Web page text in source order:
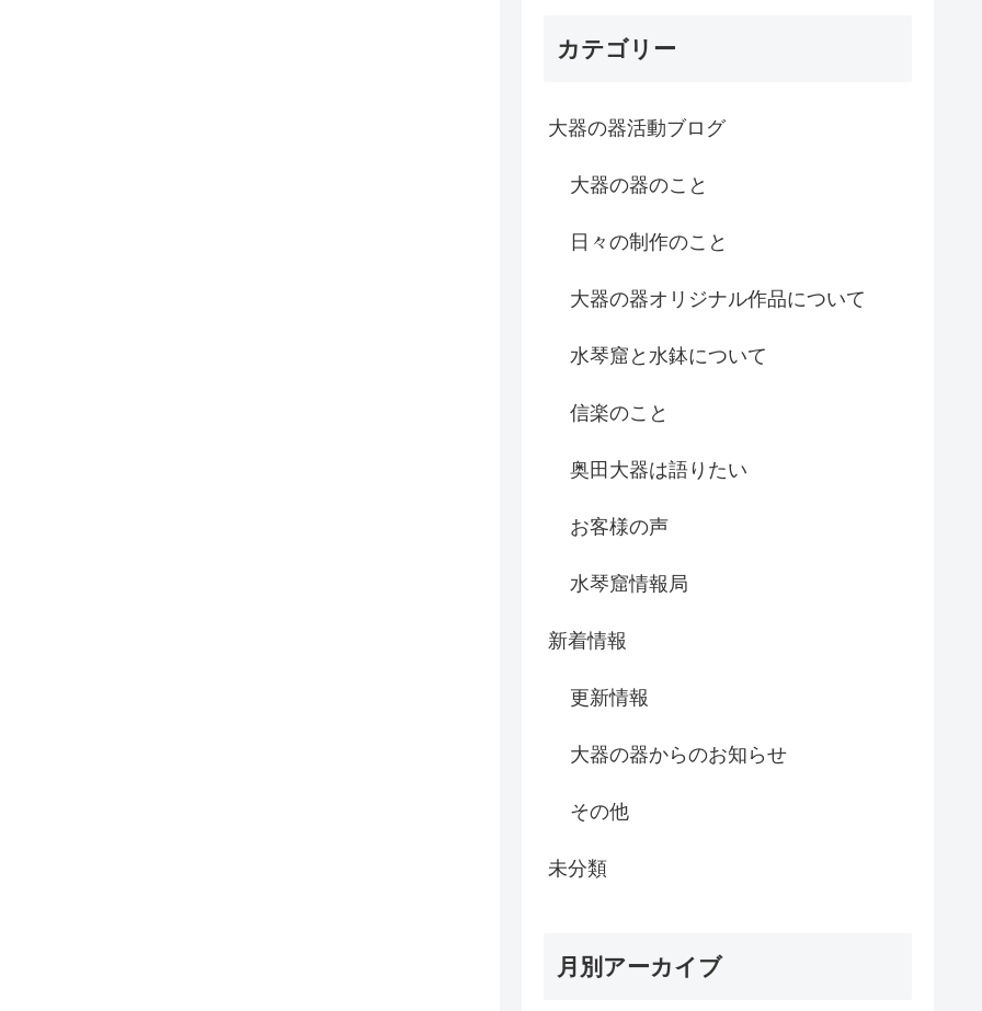
カテゴリー
大器の器活動ブログ
大器の器のこと
日々の制作のこと
大器の器オリジナル作品について
水琴窟と水鉢について
信楽のこと
奥田大器は語りたい
お客様の声
水琴窟情報局
新着情報
更新情報
大器の器からのお知らせ
その他
未分類
月別アーカイブ